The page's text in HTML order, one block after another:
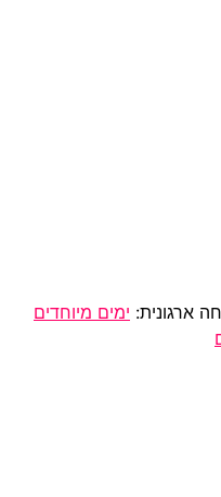
ארגונית: ימים מיוחדים